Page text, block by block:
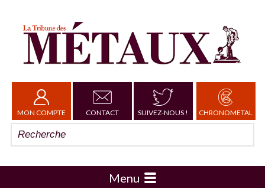
MON COMPTE CONTACT SUIVEZ-NOUS ! CHRONOMETAL
Menu